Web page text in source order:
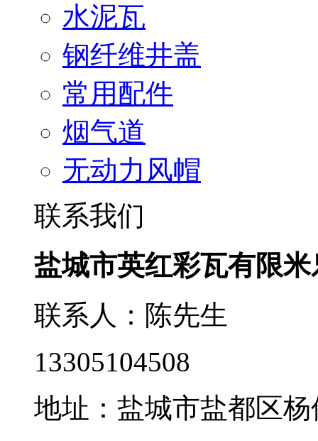
水泥瓦
钢纤维井盖
常用配件
烟气道
无动力风帽
联系我们
盐城市英红彩瓦有限
联系人：陈先生
13305104508
地址：盐城市盐都区